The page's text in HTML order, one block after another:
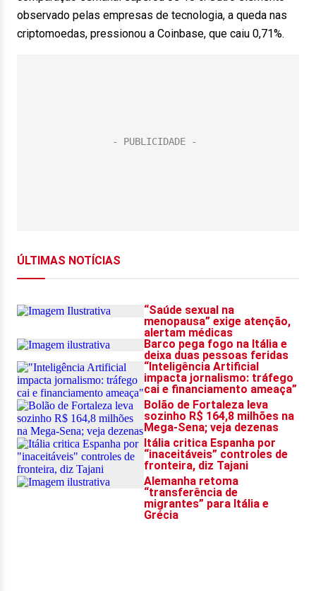
observado pelas empresas de tecnologia, a queda nas
criptomoedas, pressionou a Coinbase, que caiu 0,71%.